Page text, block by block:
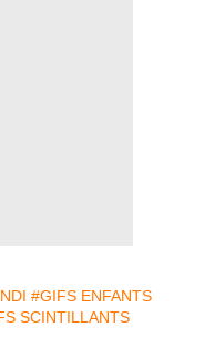
#GIFS ENFANTS
SCINTILLANTS